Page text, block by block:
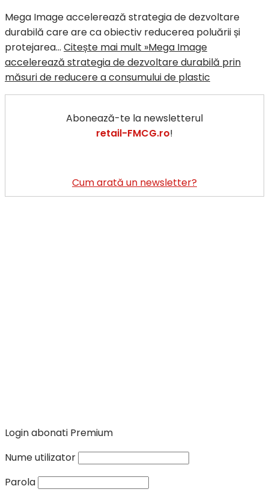
Mega Image accelerează strategia de dezvoltare
durabilă care are ca obiectiv reducerea poluării și
protejarea… Citește mai mult »Mega Image
accelerează strategia de dezvoltare durabilă prin
măsuri de reducere a consumului de plastic
Abonează-te la newsletterul
retail-FMCG.ro!
Cum arată un newsletter?
Login abonati Premium
Nume utilizator
Parola